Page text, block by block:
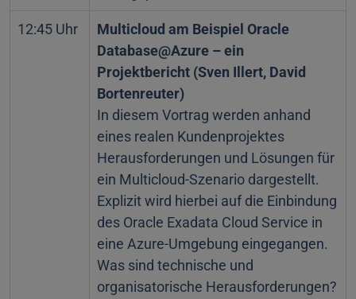
12:45 Uhr
Multicloud am Beispiel Oracle
Database@Azure – ein
Projektbericht (Sven Illert, David
Bortenreuter)
In diesem Vortrag werden anhand
eines realen Kundenprojektes
Herausforderungen und Lösungen für
ein Multicloud-Szenario dargestellt.
Explizit wird hierbei auf die Einbindung
des Oracle Exadata Cloud Service in
eine Azure-Umgebung eingegangen.
Was sind technische und
organisatorische Herausforderungen?